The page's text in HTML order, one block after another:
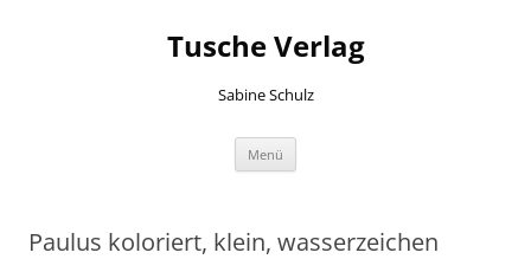
Tusche Verlag
Sabine Schulz
Menü
Paulus koloriert, klein, wasserzeichen